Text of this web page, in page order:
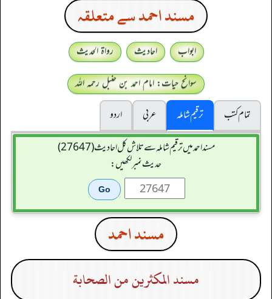
مسند احمد سے متعلقہ
ابواب احادیث
رواۃ الحدیث
سوانح حیات: امام احمد بن حنبل رحمہ اللہ
تمام کتب
ترقیم شاملہ عربی
اردو
مسند احمد میں ترقیم شاملہ سے تلاش کل احادیث (27647)
حدیث نمبر لکھیں:
مسند احمد
مسند المكثرين من الصحابة